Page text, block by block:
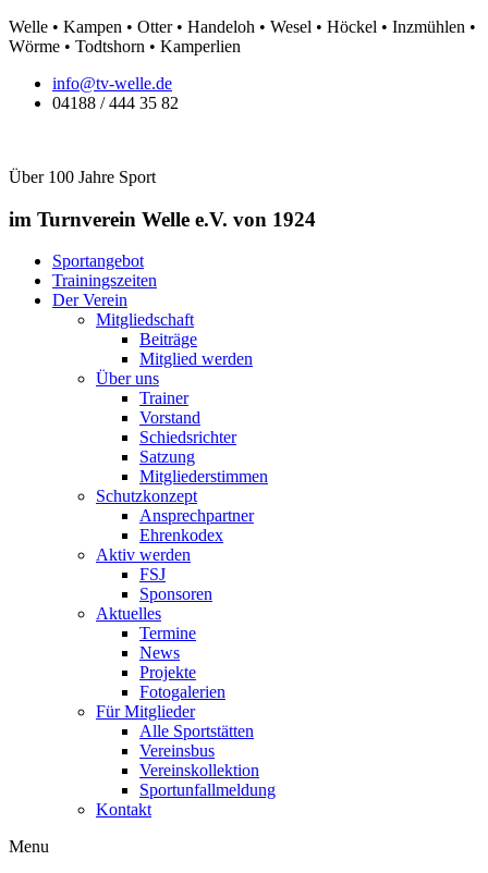
Zum
Inhalt
Welle • Kampen • Otter • Handeloh • Wesel • Höckel • Inzmühlen •
Wörme • Todtshorn • Kamperlien
info@tv-welle.de
04188 / 444 35 82
Über 100 Jahre Sport
im Turnverein Welle e.V. von 1924
Sportangebot
Trainingszeiten
Der Verein
Mitgliedschaft
Beiträge
Mitglied werden
Über uns
Trainer
Vorstand
Schiedsrichter
Satzung
Mitgliederstimmen
Schutzkonzept
Ansprechpartner
Ehrenkodex
Aktiv werden
FSJ
Sponsoren
Aktuelles
Termine
News
Projekte
Fotogalerien
Für Mitglieder
Alle Sportstätten
Vereinsbus
Vereinskollektion
Sportunfallmeldung
Kontakt
Flyout
Menu